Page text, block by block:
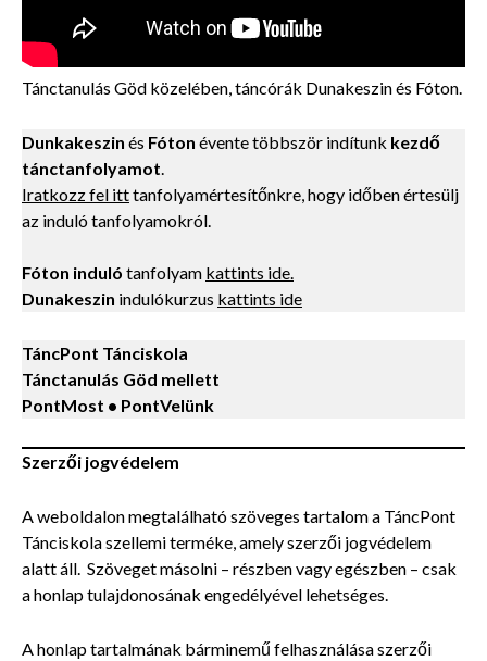
Tánctanulás Göd közelében, táncórák Dunakeszin és Fóton.
Dunkakeszin és Fóton évente többször indítunk kezdő
tánctanfolyamot.
Iratkozz fel itttanfolyamértesítőnkre, hogy időben értesülj
az induló tanfolyamokról.
Fóton induló tanfolyam kattints ide.
Dunakeszin indulókurzus kattints ide
TáncPont Tánciskola
Tánctanulás Göd mellett
PontMost • PontVelünk
Szerzői jogvédelem
A weboldalon megtalálható szöveges tartalom a TáncPont
Tánciskola szellemi terméke, amely szerzői jogvédelem
alatt áll. Szöveget másolni – részben vagy egészben – csak
a honlap tulajdonosának engedélyével lehetséges.
A honlap tartalmának bárminemű felhasználása szerzői